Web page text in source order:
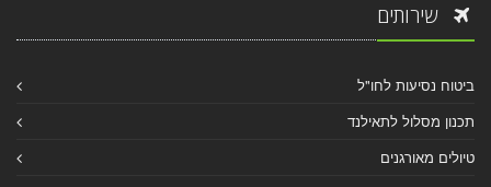
שירותים
ביטוח נסיעות לחו"ל
תכנון מסלול לתאילנד
טיולים מאורגנים